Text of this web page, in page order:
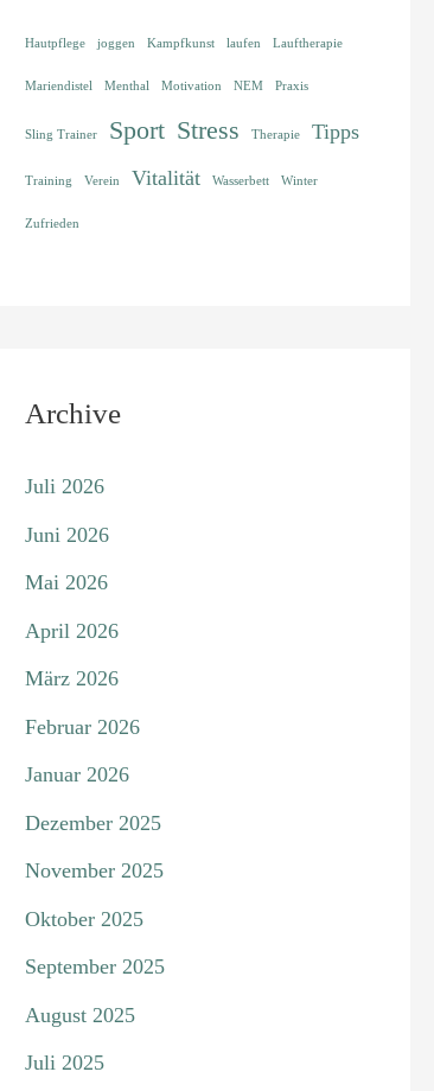
Hautpflege joggen Kampfkunst laufen Lauftherapie
Mariendistel Menthal Motivation NEM Praxis
Sling Trainer Sport Stress Therapie Tipps
Training Verein Vitalität Wasserbett Winter
Zufrieden
Archive
Juli 2026
Juni 2026
Mai 2026
April 2026
März 2026
Februar 2026
Januar 2026
Dezember 2025
November 2025
Oktober 2025
September 2025
August 2025
Juli 2025